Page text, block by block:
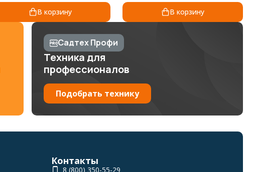
В корзину В корзину
Садтех Профи
Техника для
профессионалов
Подобрать технику
Контакты
8 (800) 350-55-29